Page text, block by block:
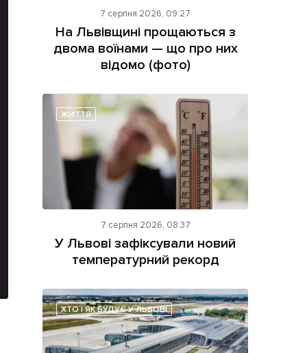
7 серпня 2026, 09:27
На Львівщині прощаються з
двома воїнами — що про них
відомо (фото)
ЖИТТЯ
7 серпня 2026, 08:37
У Львові зафіксували новий
температурний рекорд
ХТО І ЯК БУДУЄ У ЛЬВОВІ